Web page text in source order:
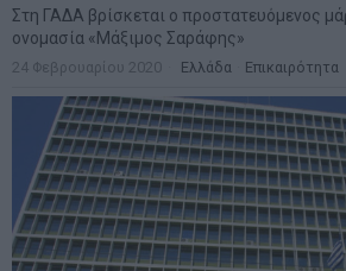
Στη ΓΑΔΑ βρίσκεται ο προστατευόμενος
ονομασία «Μάξιμος Σαράφης»
24 Φεβρουαρίου 2020 Ελλάδα Επικαιρότητα